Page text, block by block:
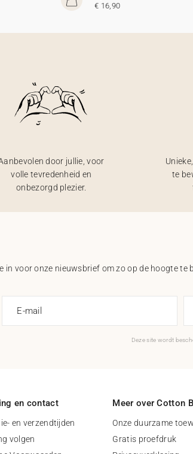
€ 16,90
door jullie, voor
volle tevredenheid en
onbezorgd plezier.
te
in voor onze nieuwsbrief om zo op de hoogte
E-mail
Deze site wordt
en contact
en verzendtijden
volgen
Meer over Cotton
Onze duurzame
Gratis proefdruk